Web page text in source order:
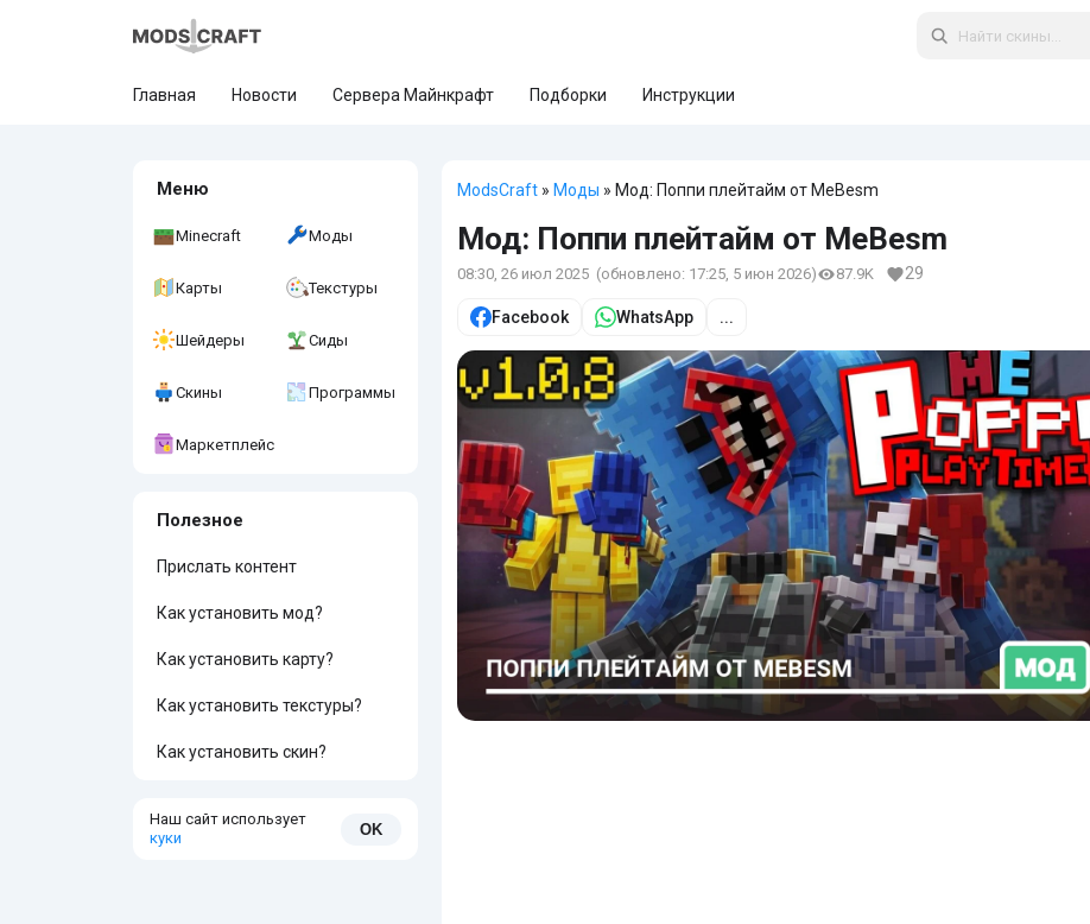
Главная Новости Сервера Майнкрафт Подборки Инструкции
Меню
Minecraft Моды
Карты Текстуры
Шейдеры Сиды
Скины Программы
Маркетплейс
Полезное
Прислать контент
Как установить мод?
Как установить карту?
Как установить текстуры?
Как установить скин?
Наш сайт использует
куки
OK
ModsCraft » Моды » Мод: Поппи плейтайм от MeBesm
Мод: Поппи плейтайм от MeBesm
08:30, 26 июл 2025 (обновлено: 17:25, 5 июн 2026) 87.9K 29
Facebook WhatsApp ...